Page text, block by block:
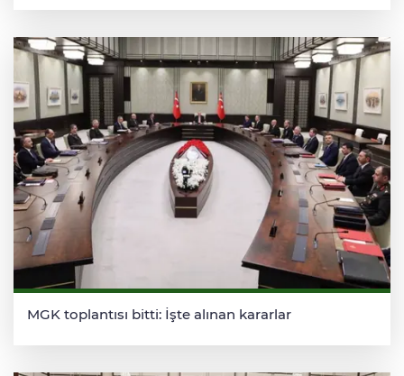
MGK toplantısı bitti: İşte alınan kararlar